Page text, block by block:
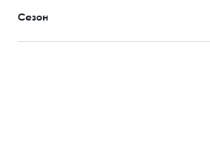
Сезон